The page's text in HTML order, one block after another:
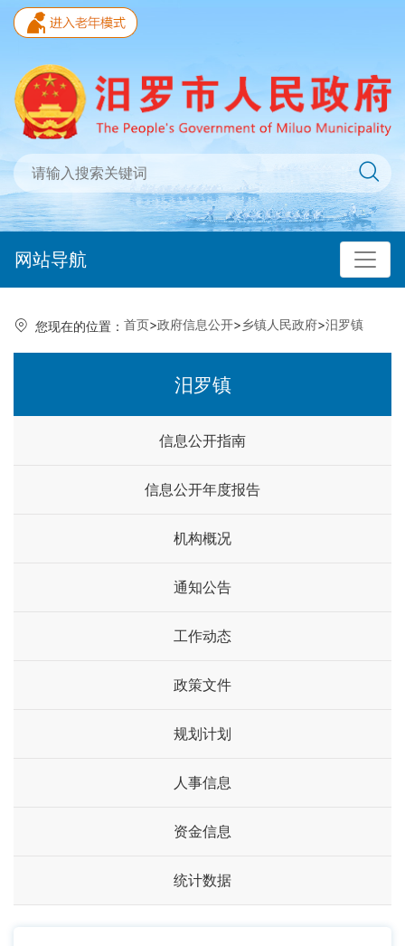
网站导航
您现在的位置： 首页>政府信息公开>乡镇人民政府>汨罗镇
汨罗镇
信息公开指南
信息公开年度报告
机构概况
通知公告
工作动态
政策文件
规划计划
人事信息
资金信息
统计数据